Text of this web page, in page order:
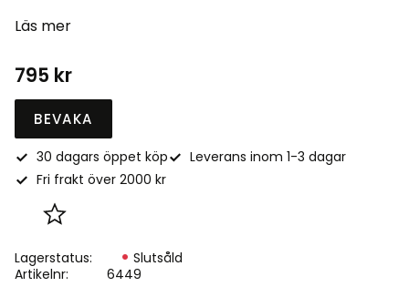
Läs mer
795 kr
Lägg till i favoriter
BEVAKA
30 dagars öppet köp
Leverans inom 1-3 dagar
Fri frakt över 2000 kr
Lagerstatus
Slutsåld
Artikelnr
6449